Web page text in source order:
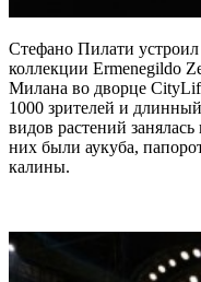
Стефано Пилати
коллекции Ermenegildo
Милана во дворце
1000 зрителей и
видов растений
них были аукуба,
калины.